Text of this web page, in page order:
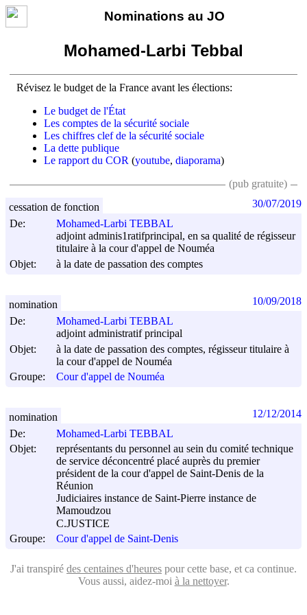
Nominations au JO
Mohamed-Larbi Tebbal
Révisez le budget de la France avant les élections:
Le budget de l'État
Les comptes de la sécurité sociale
Les chiffres clef de la sécurité sociale
La dette publique
Le rapport du COR (youtube, diaporama)
(pub gratuite)
De:
Mohamed-Larbi TEBBAL
adjoint adminis1ratifprincipal, en sa qualité de régisseur
titulaire à la cour d'appel de Nouméa
Objet:
à la date de passation des comptes
cessation de fonction 30/07/2019
De:
Mohamed-Larbi TEBBAL
adjoint administratif principal
Objet:
à la date de passation des comptes, régisseur titulaire à
la cour d'appel de Nouméa
Groupe:
Cour d'appel de Nouméa
nomination 10/09/2018
De:
Mohamed-Larbi TEBBAL
Objet:
représentants du personnel au sein du comité technique
de service déconcentré placé auprès du premier
président de la cour d'appel de Saint-Denis de la
Réunion
Judiciaires instance de Saint-Pierre instance de
Mamoudzou
C.JUSTICE
Groupe:
Cour d'appel de Saint-Denis
nomination 12/12/2014
J'ai transpiré des centaines d'heures pour cette base, et ca continue.
Vous aussi, aidez-moi à la nettoyer.